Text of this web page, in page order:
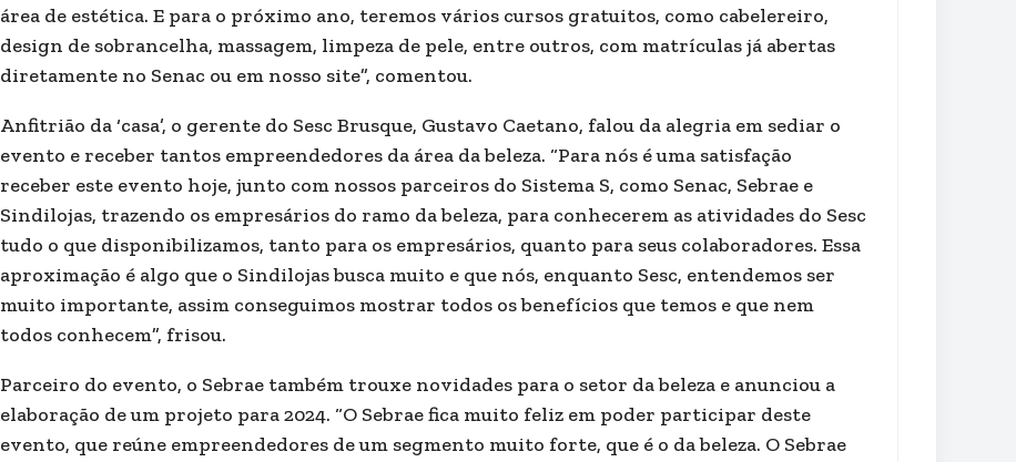
área de estética. E para o próximo ano, teremos vários cursos gratuitos, como cabelereiro,
design de sobrancelha, massagem, limpeza de pele, entre outros, com matrículas já abertas
diretamente no Senac ou em nosso site”, comentou.
Anfitrião da ‘casa’, o gerente do Sesc Brusque, Gustavo Caetano, falou da alegria em sediar o
evento e receber tantos empreendedores da área da beleza. “Para nós é uma satisfação
receber este evento hoje, junto com nossos parceiros do Sistema S, como Senac, Sebrae e
Sindilojas, trazendo os empresários do ramo da beleza, para conhecerem as atividades do Sesc
tudo o que disponibilizamos, tanto para os empresários, quanto para seus colaboradores. Essa
aproximação é algo que o Sindilojas busca muito e que nós, enquanto Sesc, entendemos ser
muito importante, assim conseguimos mostrar todos os benefícios que temos e que nem
todos conhecem”, frisou.
Parceiro do evento, o Sebrae também trouxe novidades para o setor da beleza e anunciou a
elaboração de um projeto para 2024. “O Sebrae fica muito feliz em poder participar deste
evento, que reúne empreendedores de um segmento muito forte, que é o da beleza. O Sebrae